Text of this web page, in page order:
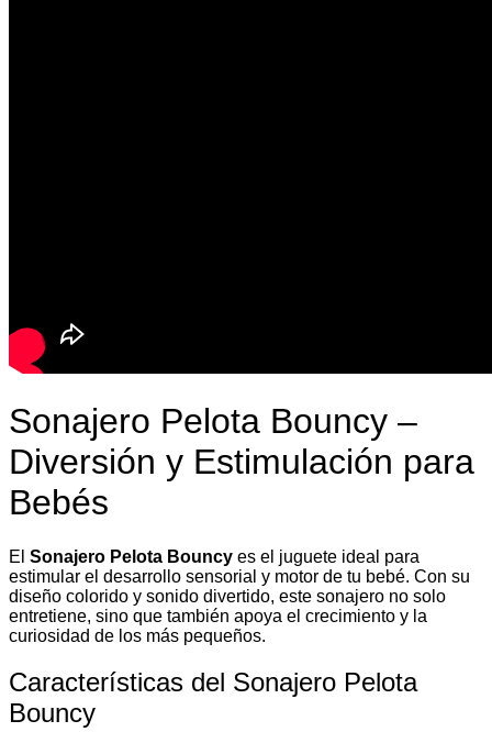
Sonajero Pelota Bouncy –
Diversión y Estimulación para
Bebés
El Sonajero Pelota Bouncy es el juguete ideal para
estimular el desarrollo sensorial y motor de tu bebé. Con su
diseño colorido y sonido divertido, este sonajero no solo
entretiene, sino que también apoya el crecimiento y la
curiosidad de los más pequeños.
Características del Sonajero Pelota
Bouncy